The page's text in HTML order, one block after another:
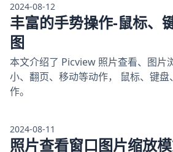
2024-08-12
丰富的手势操作-鼠标、
图
本文介绍了 Picview 照片查看、图片
小、翻页、移动等动作， 鼠标、键
作。
2024-08-11
照片查看窗口图片缩放